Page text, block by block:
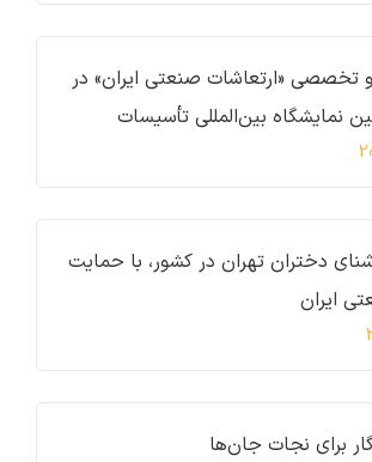
تخصصی «ارتعاشات صنعتی ایران» در
نمایشگاه بین‌المللی تأسیسات
دختران تهران در کشور، با حمایت
ایران
برای نجات جان‌ها